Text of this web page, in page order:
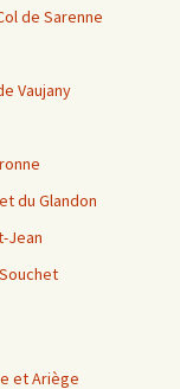
de Sarenne
Vaujany
du Glandon
Jean
et Ariège